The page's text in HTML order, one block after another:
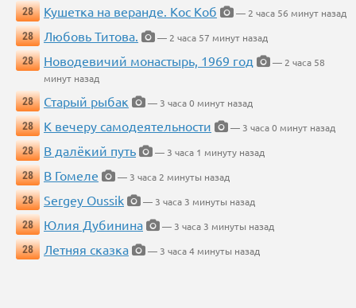
28 Кушетка на веранде. Кос Коб
— 2 часа 56 минут назад
28
Любовь Титова.
— 2 часа 57 минут назад
28
Новодевичий монастырь, 1969 год
— 2 часа 58
минут назад
28
Старый рыбак
— 3 часа 0 минут назад
28
К вечеру самодеятельности
— 3 часа 0 минут назад
28
В далёкий путь
— 3 часа 1 минуту назад
28
В Гомеле
— 3 часа 2 минуты назад
28
Sergey Oussik
— 3 часа 3 минуты назад
28
Юлия Дубинина
— 3 часа 3 минуты назад
28
Летняя сказка — 3 часа 4 минуты назад